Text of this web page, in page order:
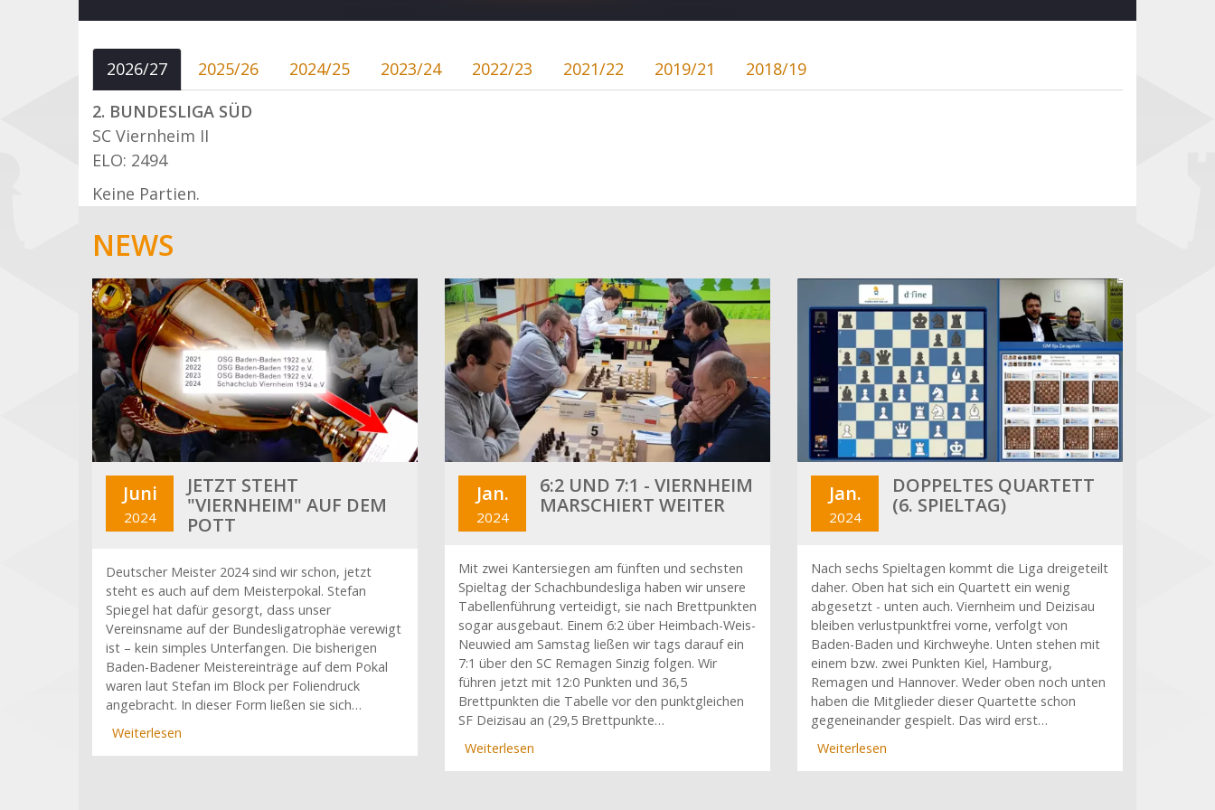
2026/27 2025/26 2024/25 2023/24 2022/23 2021/22 2019/21
2018/19
2. BUNDESLIGA SÜD
SC Viernheim II
ELO: 2494
Keine Partien.
NEWS
Juni
2024
JETZT STEHT
"VIERNHEIM" AUF DEM
POTT
Deutscher Meister 2024 sind wir schon, jetzt
steht es auch auf dem Meisterpokal. Stefan
Spiegel hat dafür gesorgt, dass unser
Vereinsname auf der Bundesligatrophäe verewigt
ist – kein simples Unterfangen. Die bisherigen
Baden-Badener Meistereinträge auf dem Pokal
waren laut Stefan im Block per Foliendruck
angebracht. In dieser Form ließen sie sich…
Weiterlesen
Jan.
2024
6:2 UND 7:1 - VIERNHEIM
MARSCHIERT WEITER
Mit zwei Kantersiegen am fünften und sechsten
Spieltag der Schachbundesliga haben wir unsere
Tabellenführung verteidigt, sie nach Brettpunkten
sogar ausgebaut. Einem 6:2 über Heimbach-Weis-
Neuwied am Samstag ließen wir tags darauf ein
7:1 über den SC Remagen Sinzig folgen. Wir
führen jetzt mit 12:0 Punkten und 36,5
Brettpunkten die Tabelle vor den punktgleichen
SF Deizisau an (29,5 Brettpunkte…
Weiterlesen
Jan.
2024
DOPPELTES QUARTETT
(6. SPIELTAG)
Nach sechs Spieltagen kommt die Liga dreigeteilt
daher. Oben hat sich ein Quartett ein wenig
abgesetzt - unten auch. Viernheim und Deizisau
bleiben verlustpunktfrei vorne, verfolgt von
Baden-Baden und Kirchweyhe. Unten stehen mit
einem bzw. zwei Punkten Kiel, Hamburg,
Remagen und Hannover. Weder oben noch unten
haben die Mitglieder dieser Quartette schon
gegeneinander gespielt. Das wird erst…
Weiterlesen